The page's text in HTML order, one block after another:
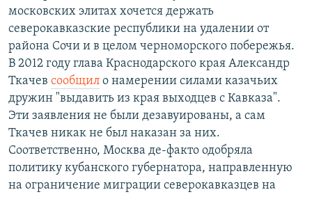
московских элитах хочется держать
северокавказские республики на удалении от
района Сочи и в целом черноморского побережья.
В 2012 году глава Краснодарского края Александр
Ткачев сообщил о намерении силами казачьих
дружин "выдавить из края выходцев с Кавказа".
Эти заявления не были дезавуированы, а сам
Ткачев никак не был наказан за них.
Соответственно, Москва де-факто одобряла
политику кубанского губернатора, направленную
на ограничение миграции северокавказцев на